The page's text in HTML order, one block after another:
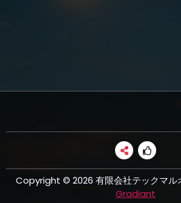
Copyright © 2026 有限会社テックマ
Gradiant